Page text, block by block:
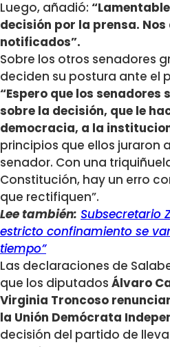
Luego, añadió:
decisión por la prensa.
notificados”.
Sobre los otros senadores
deciden su postura ante el
“Espero que los
sobre la decisión, que le
democracia, a la
principios que ellos juraron
senador. Con una
Constitución, hay un erro
que rectifiquen”.
Lee también: Subsecretario
estricto confinamiento se
tiempo”
Las declaraciones de
que los diputados Álvaro
Virginia Troncoso
la Unión Demócrata
decisión del partido de